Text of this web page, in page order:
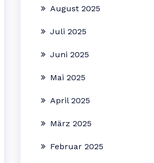
August 2025
Juli 2025
Juni 2025
Mai 2025
April 2025
März 2025
Februar 2025